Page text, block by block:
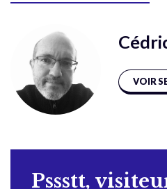
VOIR
Pssstt,